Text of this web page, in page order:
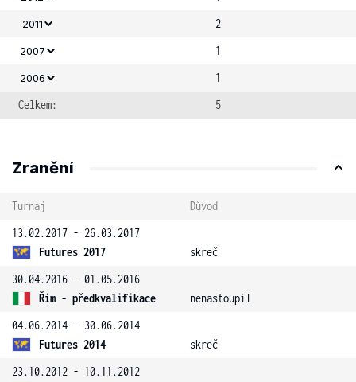
2011 2
2007 1
2006
1
Celkem:
5
Zranění
Turnaj
Důvod
13.02.2017 - 26.03.2017
Futures 2017
skreč
30.04.2016 - 01.05.2016
Řím - předkvalifikace
nenastoupil
04.06.2014 - 30.06.2014
Futures 2014
skreč
23.10.2012 - 10.11.2012